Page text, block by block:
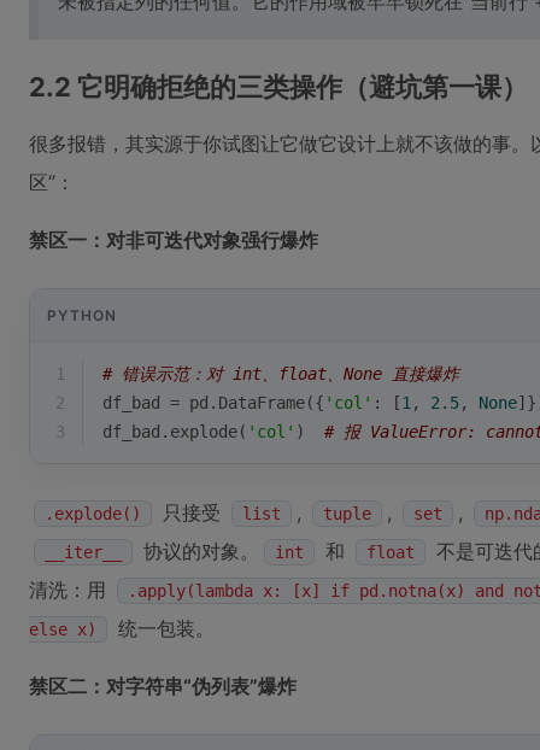
2.2 它明确拒绝的三类操作（避坑第一课）
很多报错，其实源于你试图让它做它设计上就不该做的事
区”：
禁区一：对非可迭代对象强行爆炸
PYTHON
1
# 错误示范：对 int、float、None 直接爆炸
2
df_bad = pd.DataFrame({ 'col' : [1 , 2.5, None
3
df_bad.explode( 'col' ) # 报 ValueError:
.explode() 只接受 list , tuple , set ,
__iter__
协议的对象。 int 和 float
不是可迭代
清洗：用
.apply(lambda x: [x] if pd.notna(x) and
else x)
统一包装。
禁区二：对字符串“伪列表”爆炸